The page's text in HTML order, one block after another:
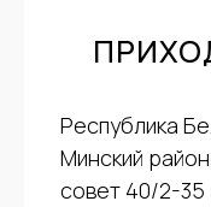
Республика
Минский
совет 40/2-